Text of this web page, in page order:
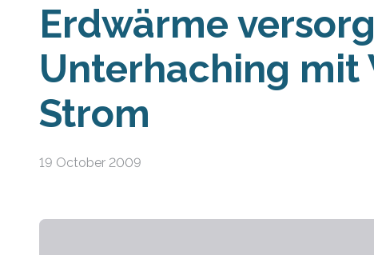
Erdwärme
Unterhaching mit
Strom
19 October 2009